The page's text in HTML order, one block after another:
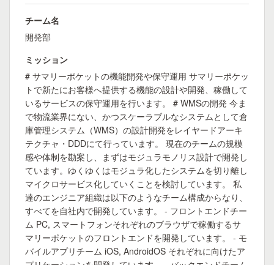
チーム名
開発部
ミッション
# サマリーポケットの機能開発や保守運用 サマリーポケッ
トで新たにお客様へ提供する機能の設計や開発、稼働して
いるサービスの保守運用を行います。 # WMSの開発 今ま
で物流業界にない、かつスケーラブルなシステムとして倉
庫管理システム（WMS）の設計開発をレイヤードアーキ
テクチャ・DDDにて行っています。 現在のチームの規模
感や体制を勘案し、まずはモジュラモノリス設計で開発し
ています。ゆくゆくはモジュラ化したシステムを切り離し
マイクロサービス化していくことを検討しています。 私
達のエンジニア組織は以下のようなチーム構成からなり、
すべてを自社内で開発しています。 - フロントエンドチー
ム PC, スマートフォンそれぞれのブラウザで稼働するサ
マリーポケットのフロントエンドを開発しています。 - モ
バイルアプリチーム iOS, AndroidOS それぞれに向けたア